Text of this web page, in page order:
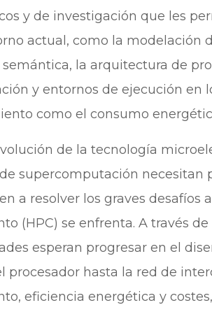
y de investigación que les
actual, como la modelación
la arquitectura de
y entornos de ejecución en
como el consumo
de la tecnología
supercomputación necesitan
a resolver los graves desafíos
(HPC) se enfrenta. A través
esperan progresar en el
procesador hasta la red de
eficiencia energética y